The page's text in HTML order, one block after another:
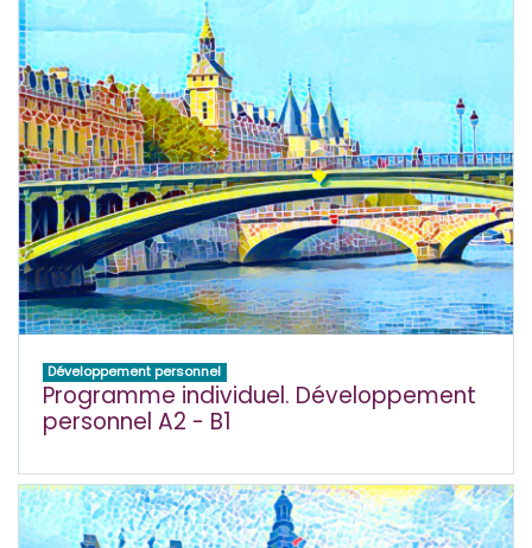
Développement personnel
Programme individuel. Développement
personnel A2 - B1